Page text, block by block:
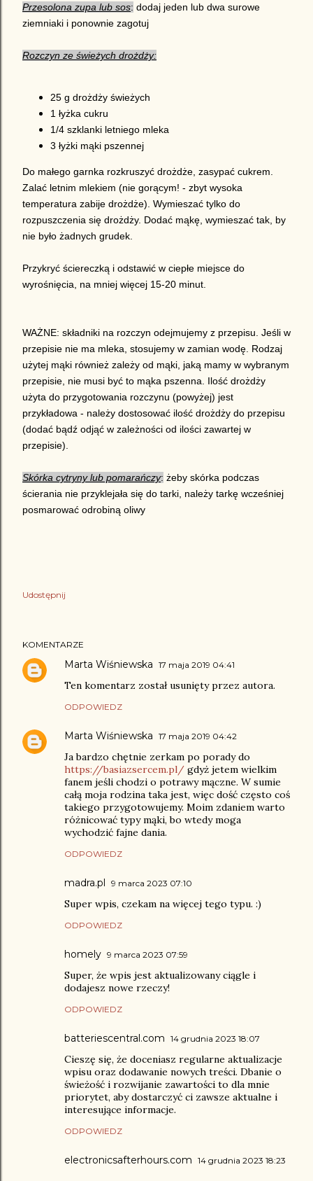
Przesolona zupa lub sos: dodaj jeden lub dwa surowe
ziemniaki i ponownie zagotuj
Rozczyn ze świeżych drożdży:
25 g drożdży świeżych
1 łyżka cukru
1/4 szklanki letniego mleka
3 łyżki mąki pszennej
Do małego garnka rozkruszyć drożdże, zasypać cukrem.
Zalać letnim mlekiem (nie gorącym! - zbyt wysoka
temperatura zabije drożdże). Wymieszać tylko do
rozpuszczenia się drożdży. Dodać mąkę, wymieszać tak, by
nie było żadnych grudek.
Przykryć ściereczką i odstawić w ciepłe miejsce do
wyrośnięcia, na mniej więcej 15-20 minut.
WAŻNE: składniki na rozczyn odejmujemy z przepisu. Jeśli w
przepisie nie ma mleka, stosujemy w zamian wodę. Rodzaj
użytej mąki również zależy od mąki, jaką mamy w wybranym
przepisie, nie musi być to mąka pszenna. Ilość drożdży
użyta do przygotowania rozczynu (powyżej) jest
przykładowa - należy dostosować ilość drożdży do przepisu
(dodać bądź odjąć w zależności od ilości zawartej w
przepisie).
Skórka cytryny lub pomarańczy: żeby skórka podczas
ścierania nie przyklejała się do tarki, należy tarkę wcześniej
posmarować odrobiną oliwy
Udostępnij
KOMENTARZE
Marta Wiśniewska 17 maja 2019 04:41
Ten komentarz został usunięty przez autora.
ODPOWIEDZ
Marta Wiśniewska 17 maja 2019 04:42
Ja bardzo chętnie zerkam po porady do
https://basiazsercem.pl/ gdyż jetem wielkim
fanem jeśli chodzi o potrawy mączne. W sumie
całą moja rodzina taka jest, więc dość często coś
takiego przygotowujemy. Moim zdaniem warto
różnicować typy mąki, bo wtedy moga
wychodzić fajne dania.
ODPOWIEDZ
madra.pl 9 marca 2023 07:10
Super wpis, czekam na więcej tego typu. :)
ODPOWIEDZ
homely 9 marca 2023 07:59
Super, że wpis jest aktualizowany ciągle i
dodajesz nowe rzeczy!
ODPOWIEDZ
batteriescentral.com 14 grudnia 2023 18:07
Cieszę się, że doceniasz regularne aktualizacje
wpisu oraz dodawanie nowych treści. Dbanie o
świeżość i rozwijanie zawartości to dla mnie
priorytet, aby dostarczyć ci zawsze aktualne i
interesujące informacje.
ODPOWIEDZ
electronicsafterhours.com 14 grudnia 2023 18:23